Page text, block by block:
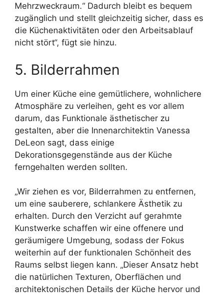
Mehrzweckraum.“ Dadurch bleibt es bequem
zugänglich und stellt gleichzeitig sicher, dass es
die Küchenaktivitäten oder den Arbeitsablauf
nicht stört“, fügt sie hinzu.
5. Bilderrahmen
Um einer Küche eine gemütlichere, wohnlichere
Atmosphäre zu verleihen, geht es vor allem
darum, das Funktionale ästhetischer zu
gestalten, aber die Innenarchitektin Vanessa
DeLeon sagt, dass einige
Dekorationsgegenstände aus der Küche
ferngehalten werden sollten.
„Wir ziehen es vor, Bilderrahmen zu entfernen,
um eine sauberere, schlankere Ästhetik zu
erhalten. Durch den Verzicht auf gerahmte
Kunstwerke schaffen wir eine offenere und
geräumigere Umgebung, sodass der Fokus
weiterhin auf der funktionalen Schönheit des
Raums selbst liegen kann. „Dieser Ansatz hebt
die natürlichen Texturen, Oberflächen und
architektonischen Details der Küche hervor und